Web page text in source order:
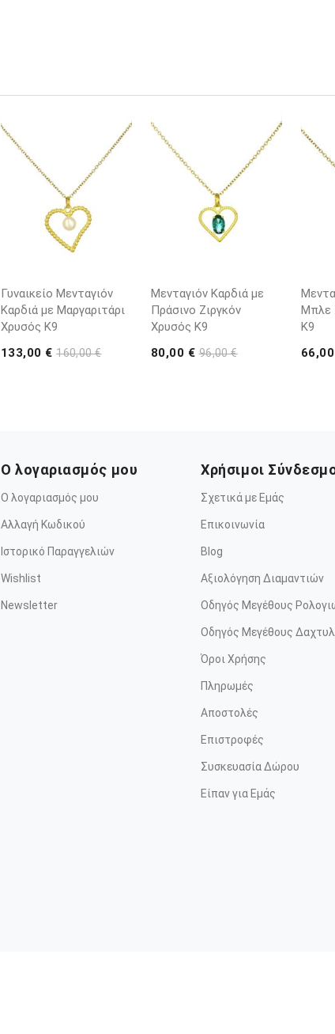
Γυναικείο Μενταγιόν
Καρδιά με Μαργαριτάρι
Χρυσός K9
133,00 €160,00 €
Μενταγιόν Καρδιά με
Πράσινο Ζιργκόν
Χρυσός K9
80,00 €96,00 €
Μπλε
K9
Ο λογαριασμός μου
Ο λογαριασμός μου
Αλλαγή Κωδικού
Ιστορικό Παραγγελιών
Wishlist
Newsletter
Χρήσιμοι
Σχετικά με Εμάς
Επικοινωνία
Blog
Αξιολόγηση Διαμαντιών
Οδηγός Μεγέθους
Οδηγός Μεγέθους
Όροι Χρήσης
Πληρωμές
Αποστολές
Επιστροφές
Συσκευασία Δώρου
Είπαν για Εμάς